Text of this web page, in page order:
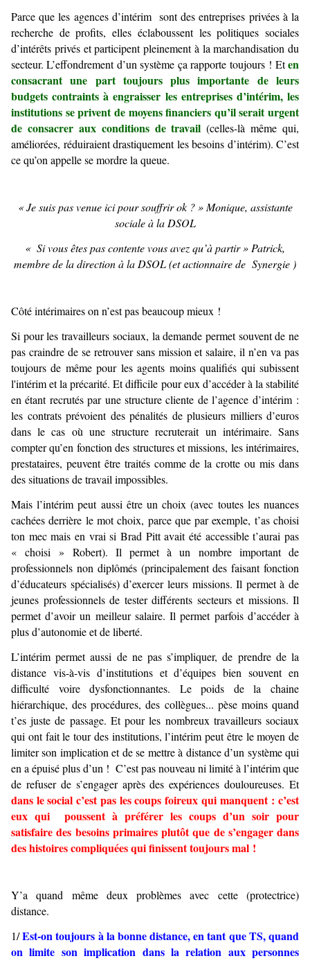
Parce que les agences d’intérim sont des entreprises privées à la
recherche de profits, elles éclaboussent les politiques sociales
d’intérêts privés et participent pleinement à la marchandisation du
secteur. L’effondrement d’un système ça rapporte toujours ! Eten
consacrant une part toujours plus importante de leurs
budgets contraints à engraisser les entreprises d’intérim, les
institutions se privent de moyens financiers qu’il serait urgent
de consacrer aux conditions de travail (celles-là même qui,
améliorées, réduiraient drastiquement les besoins d’intérim). C’est
ce qu’on appelle se mordre la queue.
« Je suis pas venue ici pour souffrir ok ? » Monique, assistante
sociale à la DSOL
« Si vous êtes pas contente vous avez qu’à partir » Patrick,
membre de la direction à la DSOL (et actionnaire de Synergie )
Côté intérimaires on n’est pas beaucoup mieux !
Si pour les travailleurs sociaux, la demande permet souvent de ne
pas craindre de se retrouver sans mission et salaire, il n’en va pas
toujours de même pour les agents moins qualifiés qui subissent
l'intérim et la précarité. Et difficile pour eux d’accéder à la stabilité
en étant recrutés par une structure cliente de l’agence d’intérim :
les contrats prévoient des pénalités de plusieurs milliers d’euros
dans le cas où une structure recruterait un intérimaire. Sans
compter qu’en fonction des structures et missions, les intérimaires,
prestataires, peuvent être traités comme de la crotte ou mis dans
des situations de travail impossibles.
Mais l’intérim peut aussi être un choix (avec toutes les nuances
cachées derrière le mot choix, parce que par exemple, t’as choisi
ton mec mais en vrai si Brad Pitt avait été accessible t’aurai pas
« choisi » Robert). Il permet à un nombre important de
professionnels non diplômés (principalement des faisant fonction
d’éducateurs spécialisés) d’exercer leurs missions. Il permet à de
jeunes professionnels de tester différents secteurs et missions. Il
permet d’avoir un meilleur salaire. Il permet parfois d’accéder à
plus d’autonomie et de liberté.
L’intérim permet aussi de ne pas s’impliquer, de prendre de la
distance vis-à-vis d’institutions et d’équipes bien souvent en
difficulté voire dysfonctionnantes. Le poids de la chaine
hiérarchique, des procédures, des collègues... pèse moins quand
t’es juste de passage. Et pour les nombreux travailleurs sociaux
qui ont fait le tour des institutions, l’intérim peut être le moyen de
limiter son implication et de se mettre à distance d’un système qui
en a épuisé plus d’un ! C’est pas nouveau ni limité à l’intérim que
de refuser de s’engager après des expériences douloureuses. Et
dans le social c’est pas les coups foireux qui manquent : c’est
eux qui poussent à préférer les coups d’un soir pour
satisfaire des besoins primaires plutôt que de s’engager dans
des histoires compliquées qui finissent toujours mal !
Y’a quand même deux problèmes avec cette (protectrice)
distance.
1/Est-on toujours à la bonne distance, en tant que TS, quand
on limite son implication dans la relation aux personnes